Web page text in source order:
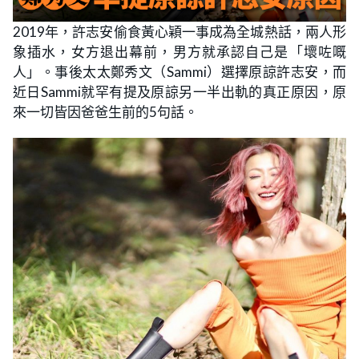
2019年，許志安偷食黃心穎一事成為全城熱話，兩人形
象插水，女方退出幕前，男方就承認自己是「壞咗嘅
人」。事後太太鄭秀文（Sammi）選擇原諒許志安，而
近日Sammi就罕有提及原諒另一半出軌的真正原因，原
來一切皆因爸爸生前的5句話。